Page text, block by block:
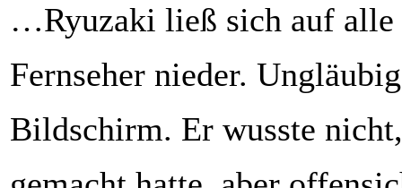
…Ryuzaki ließ sich auf alle
Fernseher nieder.
Bildschirm. Er wusste